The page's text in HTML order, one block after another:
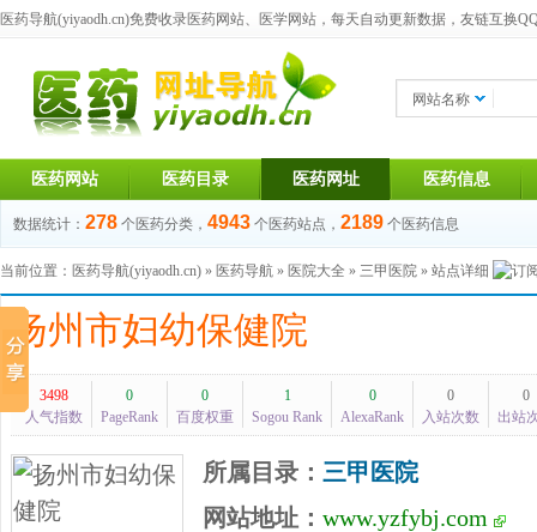
医药导航(yiyaodh.cn)免费收录医药网站、医学网站，每天自动更新数据，友链互换
网站名称
医药网站 医药目录 医药网址 医药信息
数据统计： 278 个医药分类， 4943 个医药站点， 2189 个医药信息
当前位置： 医药导航(yiyaodh.cn) » 医药导航 » 医院大全 » 三甲医院 » 站点详细
扬州市妇幼保健院
3498
人气指数
0
PageRank
0
百度权重
1
Sogou Rank
0
AlexaRank
0
入站次数
0
出站
所属目录： 三甲医院
网站地址： www.yzfybj.com